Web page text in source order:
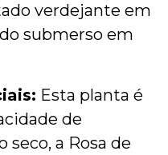
verdejante em
submerso em
Esta planta é
de
seco, a Rosa de